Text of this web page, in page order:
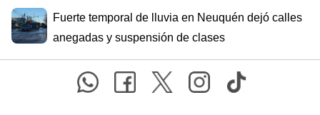
Fuerte temporal de lluvia en Neuquén dejó calles
anegadas y suspensión de clases